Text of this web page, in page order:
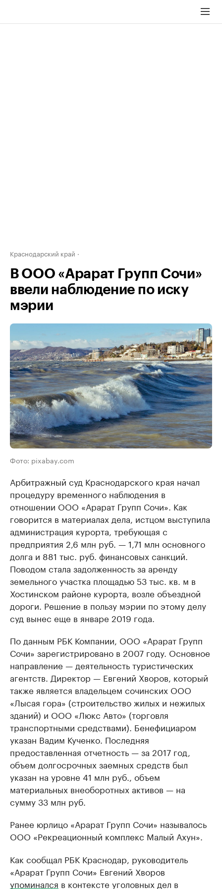
Краснодарский край
В ООО «Арарат Групп Сочи»
ввели наблюдение по иску
мэрии
Фото: pixabay.com
Арбитражный суд Краснодарского края начал
процедуру временного наблюдения в
отношении ООО «Арарат Групп Сочи». Как
говорится в материалах дела, истцом выступила
администрация курорта, требующая с
предприятия 2,6 млн руб. — 1,71 млн основного
долга и 881 тыс. руб. финансовых санкций.
Поводом стала задолженность за аренду
земельного участка площадью 53 тыс. кв. м в
Хостинском районе курорта, возле объездной
дороги. Решение в пользу мэрии по этому делу
суд вынес еще в январе 2019 года.
По данным РБК Компании, ООО «Арарат Групп
Сочи» зарегистрировано в 2007 году. Основное
направление — деятельность туристических
агентств. Директор — Евгений Хворов, который
также является владельцем сочинских ООО
«Лысая гора» (строительство жилых и нежилых
зданий) и ООО «Люкс Авто» (торговля
транспортными средствами). Бенефициаром
указан Вадим Кученко. Последняя
предоставленная отчетность — за 2017 год,
объем долгосрочных заемных средств был
указан на уровне 41 млн руб., объем
материальных внеоборотных активов — на
сумму 33 млн руб.
Ранее юрлицо «Арарат Групп Сочи» называлось
ООО «Рекреационный комплекс Малый Ахун».
Как сообщал РБК Краснодар, руководитель
«Арарат Групп Сочи» Евгений Хворов
упоминался в контексте уголовных дел в